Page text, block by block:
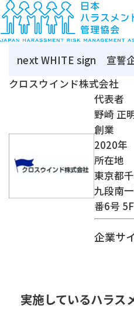
ハラスメント対策企業認定
TO
P
法人のお
客様
ハラスメント対策企
業認定
ハラス
定企業一
next WHITE sign 宣誓
クロスウインド株式会社
代表者
野崎 正
創業
2020年
所在地
東京都
九段南
番6号 5F
企業サ
実施しているハラス